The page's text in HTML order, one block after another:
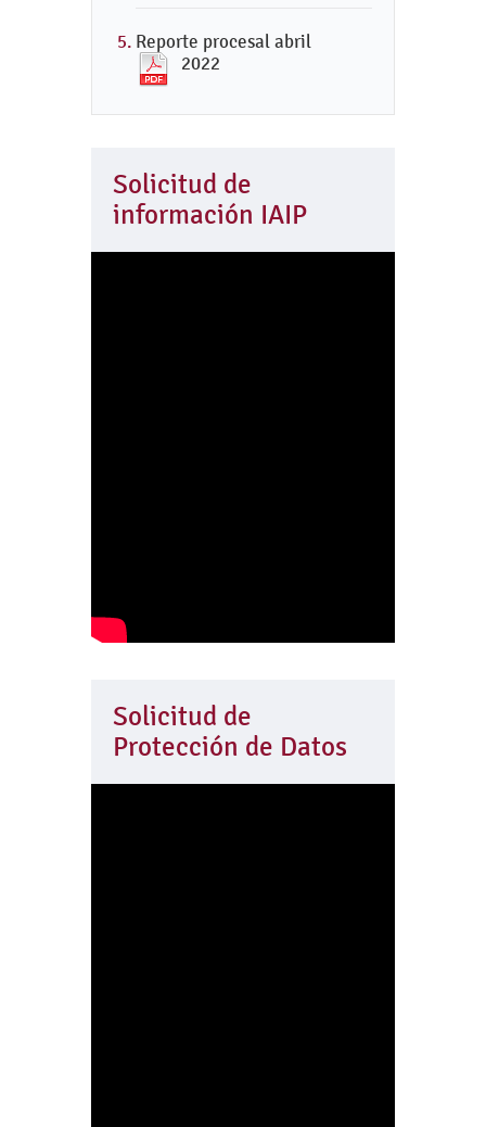
Reporte procesal abril
2022
Solicitud de
información IAIP
Solicitud de
Protección de Datos